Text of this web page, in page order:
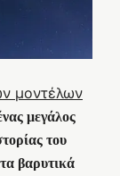
μοντέλων
μεγάλος
του
βαρυτικά